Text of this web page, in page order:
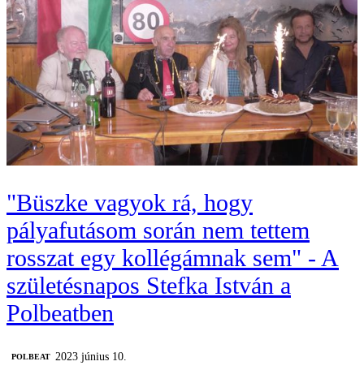
"Büszke vagyok rá, hogy
pályafutásom során nem tettem
rosszat egy kollégámnak sem" - A
születésnapos Stefka István a
Polbeatben
‎POLBEAT 2023 június 10.